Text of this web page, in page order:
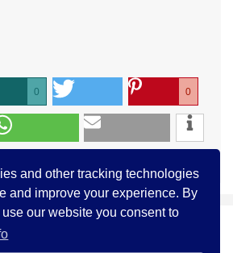
and other tracking technologies
and improve your experience. By
our website you consent to
0 0